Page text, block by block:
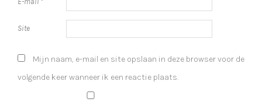
Site
Mijn naam, e-mail en site opslaan in deze browser voor de
volgende keer wanneer ik een reactie plaats.